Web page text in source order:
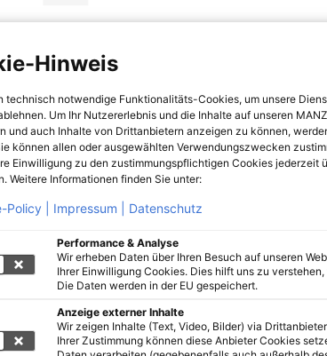
Hinweis
technisch notwendige Funktionalitäts-Cookies, um unsere
Um Ihr Nutzererlebnis und die Inhalte auf unseren
und auch Inhalte von Drittanbietern anzeigen zu können,
können allen oder ausgewählten Verwendungszwecken
Einwilligung zu den zustimmungspflichtigen Cookies jederzeit
Weitere Informationen finden Sie unter:
Policy | Impressum | Datenschutz
Performance & Analyse
Wir erheben Daten über Ihren Besuch auf unseren
Ihrer Einwilligung Cookies. Dies hilft uns zu
Die Daten werden in der EU gespeichert.
Anzeige externer Inhalte
Wir zeigen Inhalte (Text, Video, Bilder) via
Ihrer Zustimmung können diese Anbieter Cookies